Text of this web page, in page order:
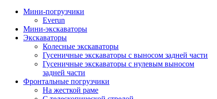
Мини-погрузчики
Everun
Мини-экскаваторы
Экскаваторы
Колесные экскаваторы
Гусеничные экскаваторы с выносом задней части
Гусеничные экскаваторы с нулевым выносом
задней части
Фронтальные погрузчики
На жесткой раме